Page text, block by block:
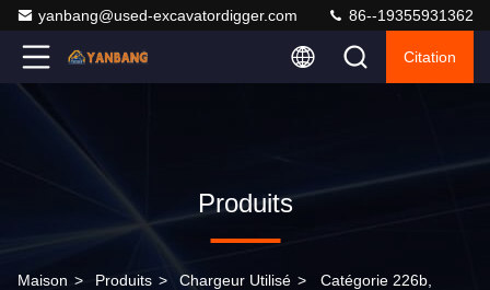
yanbang@used-excavatordigger.com 86--19355931362
Citation
Produits
Maison > Produits > Chargeur Utilisé > Catégorie 226b,